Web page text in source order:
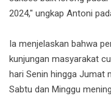
2024," ungkap Antoni
Ia menjelaskan bahwa
kunjungan masyarakat
hari Senin hingga Jumat
Sabtu dan Minggu